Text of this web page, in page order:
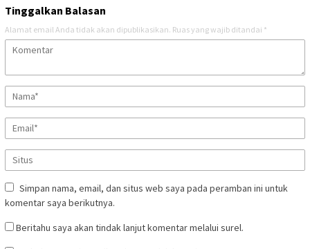
Tinggalkan Balasan
Alamat email Anda tidak akan dipublikasikan. Ruas yang wajib ditandai *
Simpan nama, email, dan situs web saya pada peramban ini untuk
komentar saya berikutnya.
Beritahu saya akan tindak lanjut komentar melalui surel.